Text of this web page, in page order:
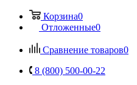
Корзина0
Отложенные0
Сравнение товаров0
8 (800) 500-00-22